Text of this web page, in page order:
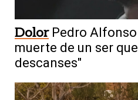
Dolor Pedro
muerte de un ser
descanses"